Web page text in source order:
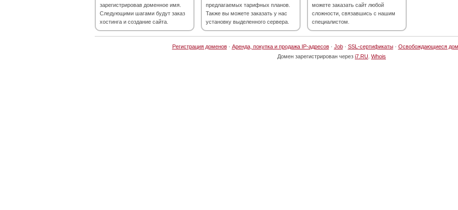
зарегистрировав доменное имя.
Следующими шагами будут заказ
хостинга и создание сайта.
предлагаемых тарифных планов.
Также вы можете заказать у нас
установку выделенного сервера.
можете заказать сайт любой
сложности, связавшись с нашим
специалистом.
Регистрация доменов· Аренда, покупка и продажа IP-адресов· Job· SSL-сертификаты· Освобождающиеся
Домен зарегистрирован через i7.RU Whois